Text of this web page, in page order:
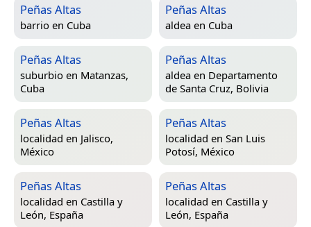
Peñas Altas
barrio en Cuba
Peñas Altas
aldea en Cuba
Peñas Altas
suburbio en Matanzas,
Cuba
Peñas Altas
aldea en Departamento
de Santa Cruz, Bolivia
Peñas Altas
localidad en Jalisco,
México
Peñas Altas
localidad en San Luis
Potosí, México
Peñas Altas
localidad en Castilla y
León, España
Peñas Altas
localidad en Castilla y
León, España